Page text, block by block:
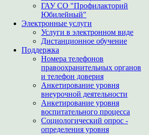
ГАУ СО "Профилакторий
Юбилейный"
Электронные услуги
Услуги в электронном виде
Дистанционное обучение
Поддержка
Номера телефонов
правоохранительных органов
и телефон доверия
Анкетирование уровня
внеурочной деятельности
Анкетирование уровня
воспитательного процесса
Социологический опрос -
определения уровня